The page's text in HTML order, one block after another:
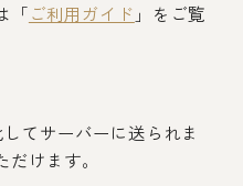
「ご利用ガイド 」をご覧
てサーバーに送られま
けます。